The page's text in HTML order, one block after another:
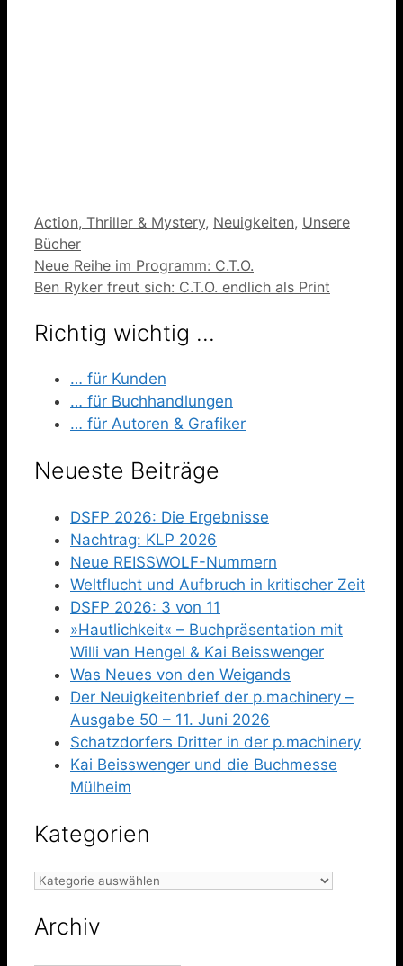
Kategorien
Action, Thriller & Mystery, Neuigkeiten, Unsere
Bücher
Neue Reihe im Programm: C.T.O.
Ben Ryker freut sich: C.T.O. endlich als Print
Richtig wichtig …
… für Kunden
… für Buchhandlungen
… für Autoren & Grafiker
Neueste Beiträge
DSFP 2026: Die Ergebnisse
Nachtrag: KLP 2026
Neue REISSWOLF-Nummern
Weltflucht und Aufbruch in kritischer Zeit
DSFP 2026: 3 von 11
»Hautlichkeit« – Buchpräsentation mit
Willi van Hengel & Kai Beisswenger
Was Neues von den Weigands
Der Neuigkeitenbrief der p.machinery –
Ausgabe 50 – 11. Juni 2026
Schatzdorfers Dritter in der p.machinery
Kai Beisswenger und die Buchmesse
Mülheim
Kategorien
Kategorien
Archiv